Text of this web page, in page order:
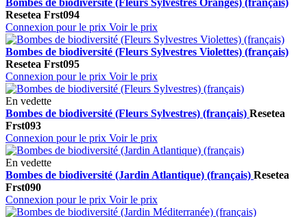
Resetea Frst094
Connexion pour le prix Voir le prix
Bombes de biodiversité (Fleurs Sylvestres Violettes) (français)
Resetea Frst095
Connexion pour le prix Voir le prix
En vedette
Bombes de biodiversité (Fleurs Sylvestres) (français) Resetea
Frst093
Connexion pour le prix Voir le prix
En vedette
Bombes de biodiversité (Jardin Atlantique) (français) Resetea
Frst090
Connexion pour le prix Voir le prix